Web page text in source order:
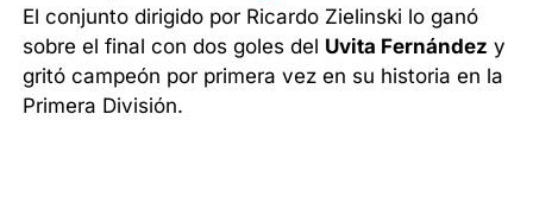
El conjunto dirigido por Ricardo Zielinski lo ganó
sobre el final con dos goles del Uvita Fernández y
gritó campeón por primera vez en su historia en la
Primera División.